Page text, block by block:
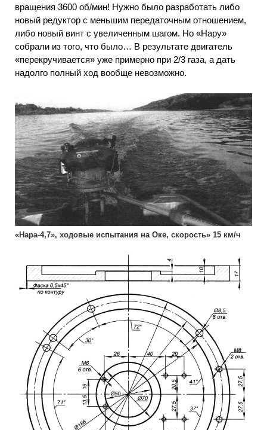
вращения 3600 об/мин! Нужно было разработать либо
новый редуктор с меньшим передаточным отношением,
либо новый винт с увеличенным шагом. Но «Нару»
собрали из того, что было… В результате двигатель
«перекручивается» уже примерно при 2/3 газа, а дать
надолго полный ход вообще невозможно.
«Нара-4,7», ходовые испытания на Оке, скорость» 15 км/ч